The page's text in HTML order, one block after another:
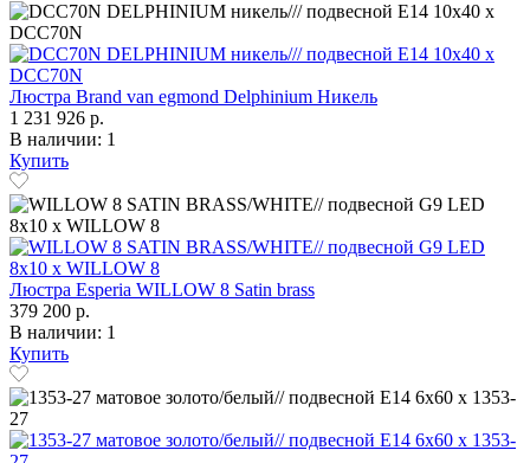
Люстра Brand van egmond Delphinium Никель
1 231 926 р.
В наличии: 1
Купить
Люстра Esperia WILLOW 8 Satin brass
379 200 р.
В наличии: 1
Купить